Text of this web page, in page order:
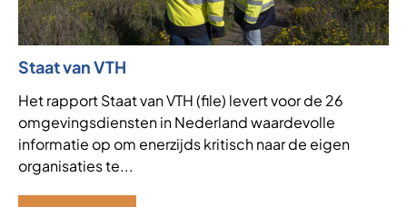
Staat van VTH
Het rapport Staat van VTH (file) levert voor de 26
omgevingsdiensten in Nederland waardevolle
informatie op om enerzijds kritisch naar de eigen
organisaties te...